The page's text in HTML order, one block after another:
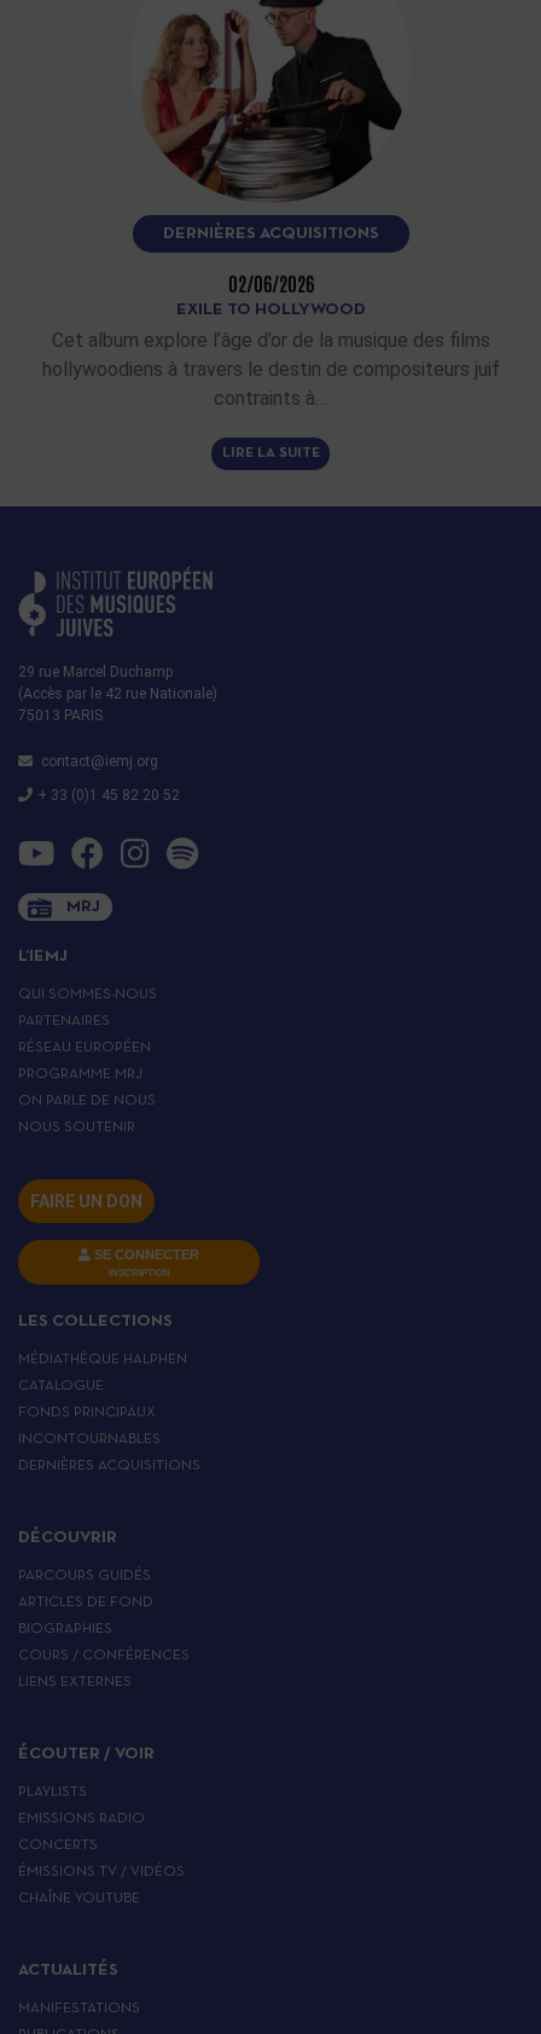
DERNIÈRES ACQUISITIONS
02/06/2026
EXILE TO HOLLYWOOD
Cet album explore l’âge d’or de la musique des films
hollywoodiens à travers le destin de compositeurs juif
contraints à…
LIRE LA SUITE
29 rue Marcel Duchamp
(Accès par le 42 rue Nationale)
75013 PARIS
contact@iemj.org
+ 33 (0)1 45 82 20 52
MRJ
L’IEMJ
QUI SOMMES-NOUS
PARTENAIRES
RÉSEAU EUROPÉEN
PROGRAMME MRJ
ON PARLE DE NOUS
NOUS SOUTENIR
FAIRE UN DON
SE CONNECTER
INSCRIPTION
LES COLLECTIONS
MÉDIATHÈQUE HALPHEN
CATALOGUE
FONDS PRINCIPAUX
INCONTOURNABLES
DERNIÈRES ACQUISITIONS
DÉCOUVRIR
PARCOURS GUIDÉS
ARTICLES DE FOND
BIOGRAPHIES
COURS / CONFÉRENCES
LIENS EXTERNES
ÉCOUTER / VOIR
PLAYLISTS
EMISSIONS RADIO
CONCERTS
ÉMISSIONS TV / VIDÉOS
CHAÎNE YOUTUBE
ACTUALITÉS
MANIFESTATIONS